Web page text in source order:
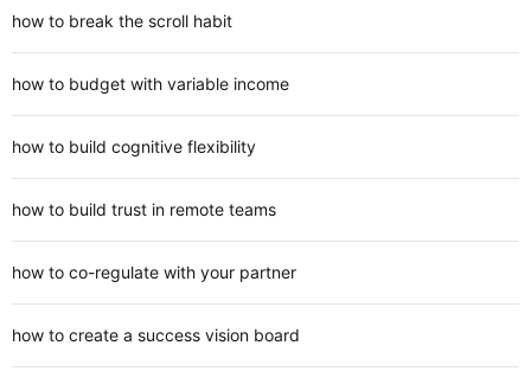
how to break the scroll habit
how to budget with variable income
how to build cognitive flexibility
how to build trust in remote teams
how to co-regulate with your partner
how to create a success vision board